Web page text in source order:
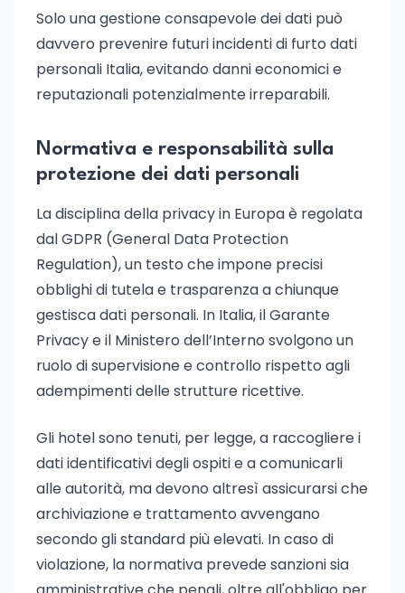
Solo una gestione consapevole dei dati può
davvero prevenire futuri incidenti di furto dati
personali Italia, evitando danni economici e
reputazionali potenzialmente irreparabili.
Normativa e responsabilità sulla
protezione dei dati personali
La disciplina della privacy in Europa è regolata
dal GDPR (General Data Protection
Regulation), un testo che impone precisi
obblighi di tutela e trasparenza a chiunque
gestisca dati personali. In Italia, il Garante
Privacy e il Ministero dell’Interno svolgono un
ruolo di supervisione e controllo rispetto agli
adempimenti delle strutture ricettive.
Gli hotel sono tenuti, per legge, a raccogliere i
dati identificativi degli ospiti e a comunicarli
alle autorità, ma devono altresì assicurarsi che
archiviazione e trattamento avvengano
secondo gli standard più elevati. In caso di
violazione, la normativa prevede sanzioni sia